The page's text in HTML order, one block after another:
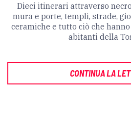
Dieci itinerari attraverso
mura e porte, templi, strade,
ceramiche e tutto ciò che
abitanti della
CONTINUA LA